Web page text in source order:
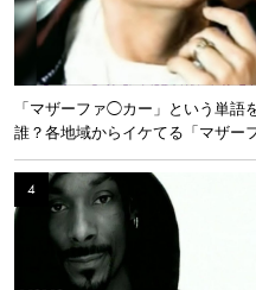
「マザーファ◯カー」という単語
誰？各地域からイケてる「マザー